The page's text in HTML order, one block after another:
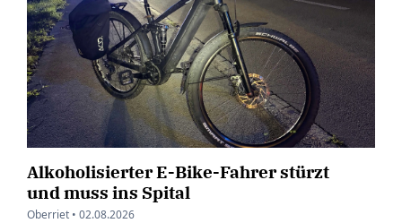
Alkoholisierter E-Bike-Fahrer stürzt
und muss ins Spital
Oberriet • 02.08.2026